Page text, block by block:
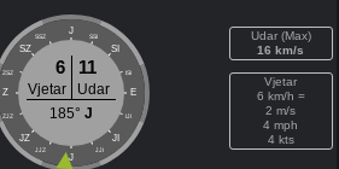
J
SSZ SSI
SZ SI
ZSZ ISI
Z E
ZJZ IJI
JZ JI
JJZ JJI
J
6 11
Vjetar
Udar
185° J
Udar (Max)
16 km/s
Vjetar
6 km/h =
2 m/s
4 mph
4 kts